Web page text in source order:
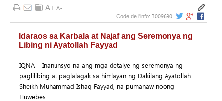
Code de l'info: 3009690
Idaraos sa Karbala at Najaf ang Seremonya ng
Libing ni Ayatollah Fayyad
IQNA – Inanunsyo na ang mga detalye ng seremonya ng
paglilibing at paglalagak sa himlayan ng Dakilang Ayatollah
Sheikh Muhammad Ishaq Fayyad, na pumanaw noong
Huwebes.